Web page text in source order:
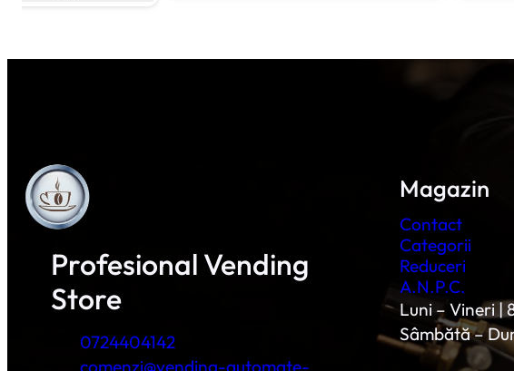
Profesional Vending
Store
0724404142
comenzi@vending-automate-
Magazin
Contact
Categorii
Reduceri
A.N.P.C.
Luni – Vineri |
Sâmbătă –